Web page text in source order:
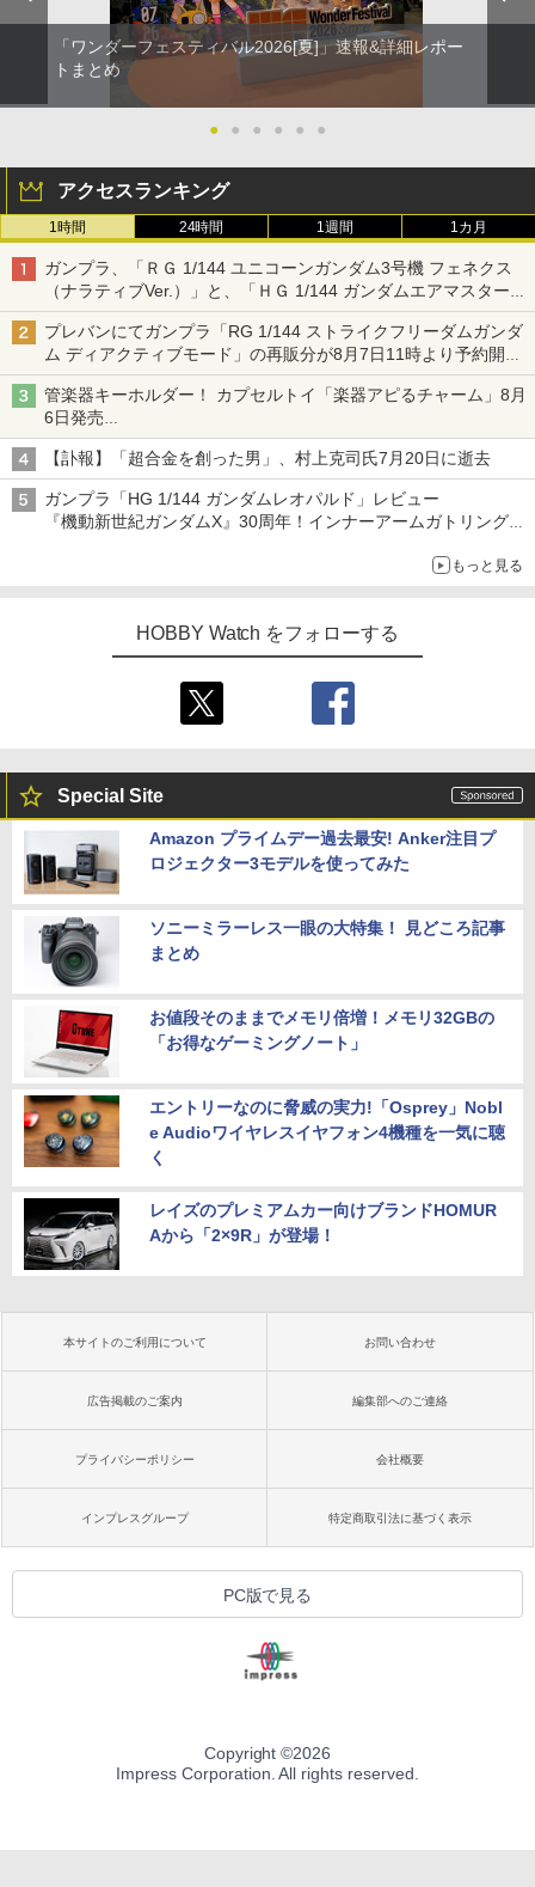
「ワンダーフェスティバル2026[夏]」速報&詳細レポー
トまとめ
● ● ● ● ● ●
アクセスランキング
1時間 24時間 1週間 1カ月
ガンプラ、「ＲＧ 1/144 ユニコーンガンダム3号機 フェネクス
（ナラティブVer.）」と、「ＨＧ 1/144 ガンダムエアマスターバ
ースト」再販
プレバンにてガンプラ「RG 1/144 ストライクフリーダムガンダ
ム ディアクティブモード」の再販分が8月7日11時より予約開
始！
管楽器キーホルダー！ カプセルトイ「楽器アピるチャーム」8月
6日発売
チューバ、テナサクなど5種各3色
【訃報】「超合金を創った男」、村上克司氏7月20日に逝去
ガンプラ「HG 1/144 ガンダムレオパルド」レビュー
『機動新世紀ガンダムX』30周年！インナーアームガトリングの
もっと見る
HOBBY Watch をフォローする
Special Site
Amazon プライムデー過去最安! Anker注目プ
ロジェクター3モデルを使ってみた
ソニーミラーレス一眼の大特集！ 見どころ記事
まとめ
お値段そのままでメモリ倍増！メモリ32GBの
「お得なゲーミングノート」
エントリーなのに脅威の実力!「Osprey」Nobl
e Audioワイヤレスイヤフォン4機種を一気に聴
く
レイズのプレミアムカー向けブランドHOMUR
Aから「2×9R」が登場！
本サイトのご利用について お問い合わせ
広告掲載のご案内 編集部へのご連絡
プライバシーポリシー 会社概要
インプレスグループ 特定商取引法に基づく表示
PC版で見る
Copyright ©2026
Impress Corporation. All rights reserved.